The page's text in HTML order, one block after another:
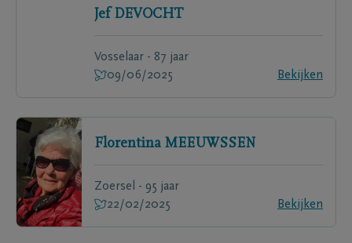
Jef DEVOCHT
Vosselaar - 87 jaar
09/06/2025
Bekijken
Florentina MEEUWSSEN
Zoersel - 95 jaar
22/02/2025
Bekijken